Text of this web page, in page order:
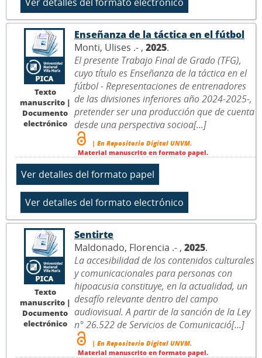
Texto
manuscrito |
Documento
electrónico
Enseñanza de la táctica en el fútbol
Monti, Ulises .- , 2025.
El presente Trabajo Final de Grado (TFG),
cuyo título es Enseñanza de la táctica en el
fútbol - Representaciones de entrenadores
de las divisiones inferiores año 2024-2025-,
pretender ser una producción que de cuenta
desde una perspectiva socioa[...]
| En Repositorio Digital UNVM.
Material manuscrito en formato papel.
Texto
manuscrito |
Documento
electrónico
Sentirte
Maldonado, Florencia .- , 2025.
La accesibilidad de los contenidos culturales
y comunicacionales para personas con
hipoacusia constituye, en la actualidad, un
desafío relevante dentro del campo
audiovisual. A partir de la sanción de la Ley
n° 26.522 de Servicios de Comunicació[...]
| En Repositorio Digital UNVM.
Material manuscrito en formato papel.